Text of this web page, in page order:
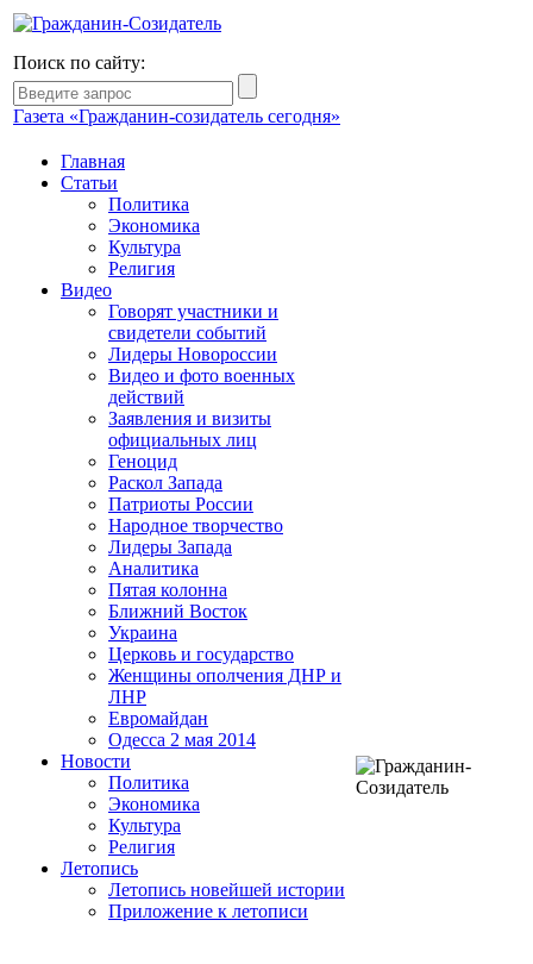
Поиск по сайту:
Газета «Гражданин-созидатель сегодня»
Главная
Статьи
Политика
Экономика
Культура
Религия
Видео
Говорят участники и
свидетели событий
Лидеры Новороссии
Видео и фото военных
действий
Заявления и визиты
официальных лиц
Геноцид
Раскол Запада
Патриоты России
Народное творчество
Лидеры Запада
Аналитика
Пятая колонна
Ближний Восток
Украина
Церковь и государство
Женщины ополчения ДНР и
ЛНР
Евромайдан
Одесса 2 мая 2014
Новости
Политика
Экономика
Культура
Религия
Летопись
Летопись новейшей истории
Приложение к летописи